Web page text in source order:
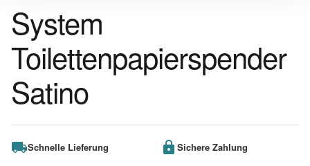
System
Toilettenpapierspender
Satino
Schnelle Lieferung Sichere Zahlung